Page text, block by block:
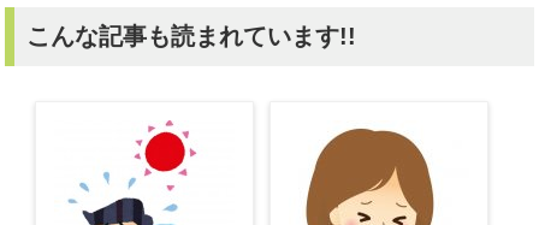
こんな記事も読まれています!!